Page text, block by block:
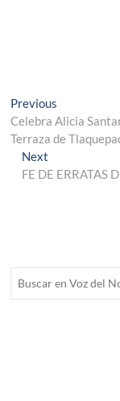
Navegación
de
entradas
Previous
post:
Celebra Alicia
Terraza de
NextNext
post:
FE DE ERRATAS